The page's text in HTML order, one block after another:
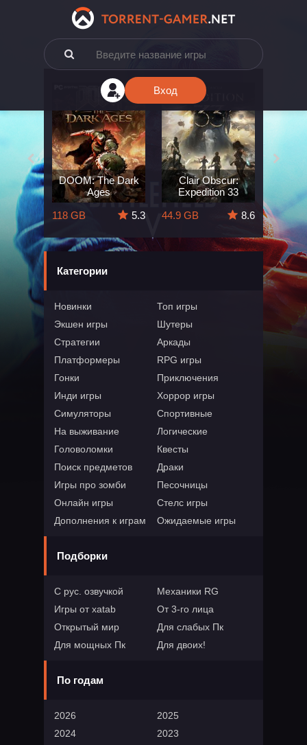
Вход
The
5.7
DOOM: The Dark
Ages
118 GB
5.3
Clair Obscur:
Expedition 33
44.9 GB
8.6
164 GB
Категории
Новинки
Топ игры
Экшен игры
Шутеры
Стратегии
Аркады
Платформеры
RPG игры
Гонки
Приключения
Инди игры
Хоррор игры
Симуляторы
Спортивные
На выживание
Логические
Головоломки
Квесты
Поиск предметов
Драки
Игры про зомби
Песочницы
Онлайн игры
Стелс игры
Дополнения к играм
Ожидаемые игры
Подборки
С рус. озвучкой
Механики RG
Игры от xatab
От 3-го лица
Открытый мир
Для слабых Пк
Для мощных Пк
Для двоих!
По годам
2026
2025
2024
2023